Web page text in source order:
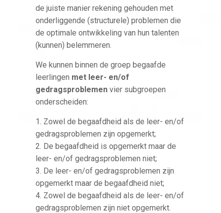
de juiste manier rekening gehouden met
onderliggende (structurele) problemen die
de optimale ontwikkeling van hun talenten
(kunnen) belemmeren.
We kunnen binnen de groep begaafde
leerlingen met leer- en/of
gedragsproblemenvier subgroepen
onderscheiden:
1. Zowel de begaafdheid als de leer- en/of
gedragsproblemen zijn opgemerkt;
2. De begaafdheid is opgemerkt maar de
leer- en/of gedragsproblemen niet;
3. De leer- en/of gedragsproblemen zijn
opgemerkt maar de begaafdheid niet;
4. Zowel de begaafdheid als de leer- en/of
gedragsproblemen zijn niet opgemerkt.